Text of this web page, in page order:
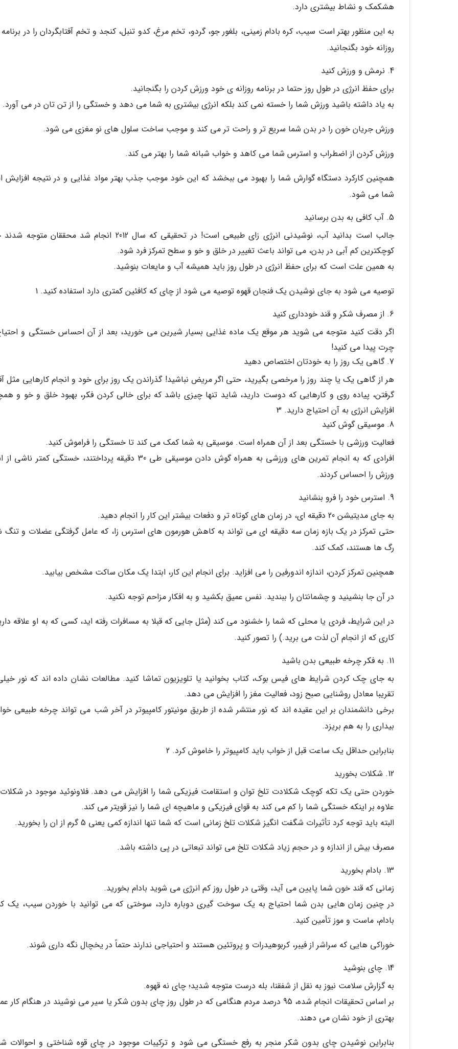
هشکمک و نشاط بیشتری دارد.
به این منظور بهتر است سیب، کره بادام زمینی، بلغور جو، گردو، تخم مرغ، کدو تنبل، کنجد و تخم آفتابگردان را در برنامه
روزانه خود بگنجانید.
4. نرمش و ورزش کنید
برای حفظ انرژی در طول روز حتما در برنامه روزانه ی خود ورزش کردن را بگنجانید.
به یاد داشته باشید ورزش شما را خسته نمی کند بلکه انرژی بیشتری به شما می دهد و خستگی را از تن تان در می آورد.
ورزش جریان خون را در بدن شما سریع تر و راحت تر می کند و موجب ساخت سلول های نو مغزی می شود.
ورزش کردن از اضطراب و استرس شما می کاهد و خواب شبانه شما را بهتر می کند.
همچنین کارکرد دستگاه گوارش شما را بهبود می ببخشد که این خود موجب جذب بهتر مواد غذایی و در نتیجه افزایش
شما می شود.
5. آب کافی به بدن برسانید
جالب است بدانید آب، نوشیدنی انرژی زای طبیعی است! در تحقیقی که سال 2012 انجام شد محققان
کوچکترین کم آبی در بدن، می تواند باعث تغییر در خلق و خو و سطح تمرکز فرد شود.
به همین علت است که برای حفظ انرژی در طول روز باید همیشه آب و مایعات بنوشید.
توصیه می شود به جای نوشیدن یک فنجان قهوه توصیه می شود از چای که کافئین کمتری دارد استفاده کنید. 1
6. از مصرف شکر و قند خودداری کنید
اگر دقت کنید متوجه می شوید هر موقع یک ماده غذایی بسیار شیرین می خورید، بعد از آن احساس خستگی و
چرت پیدا می کنید!
7. گاهی یک روز را به خودتان اختصاص دهید
هر از گاهی یک یا چند روز را مرخصی بگیرید، حتی اگر مریض نباشید! گذراندن یک روز برای خود و انجام کارهایی مثل
گرفتن، پیاده روی و کارهایی که دوست دارید، شاید تنها چیزی باشد که برای خالی کردن فکر، بهبود خلق و خو و
افزایش انرژی به آن احتیاج دارید. 3
8. موسیقی گوش کنید
فعالیت ورزشی با خستگی بعد از آن همراه است. موسیقی به شما کمک می کند تا خستگی را فراموش کنید.
افرادی که به انجام تمرین های ورزشی به همراه گوش دادن موسیقی طی 30 دقیقه پرداختند، خستگی کمتر
ورزش را احساس کردند.
9. استرس خود را فرو بنشانید
به جای مدیتیشن 20 دقیقه ای، در زمان های کوتاه تر و دفعات بیشتر این کار را انجام دهید.
حتی تمرکز در یک بازه زمان سه دقیقه ای می تواند به کاهش هورمون های استرس زا، که عامل گرفتگی عضلات و
رگ ها هستند، کمک کند.
همچنین تمرکز کردن، اندازه اندورفین را می افزاید. برای انجام این کار، ابتدا یک مکان ساکت مشخص بیابید.
در آن جا بنشینید و چشمانتان را ببندید. نفس عمیق بکشید و به افکار مزاحم توجه نکنید.
در این شرایط، فردی یا محلی که شما را خشنود می کند (مثل جایی که قبلا به مسافرات رفته اید، کسی که به او علاقه
کاری که از انجام آن لذت می برید.) را تصور کنید.
11. به فکر چرخه طبیعی بدن باشید
به جای چک کردن شرایط های فیس بوک، کتاب بخوانید یا تلویزیون تماشا کنید. مطالعات نشان داده اند که نور
تقریبا معادل روشنایی صبح زود، فعالیت مغز را افزایش می دهد.
برخی دانشمندان بر این عقیده اند که نور منتشر شده از طریق مونیتور کامپیوتر در آخر شب می تواند چرخه طبیعی
بیداری را به هم بریزد.
بنابراین حداقل یک ساعت قبل از خواب باید کامپیوتر را خاموش کرد. 2
12. شکلات بخورید
خوردن حتی یک تکه کوچک شکلادت تلخ توان و استقامت فیزیکی شما را افزایش می دهد. فلاونوئید موجود در
علاوه بر اینکه خستگی شما را کم می کند به قوای فیزیکی و ماهیچه ای شما را نیز قوی­تر می کند.
البته باید توجه کرد تأثیرات شگفت انگیز شکلات تلخ زمانی است که شما تنها اندازه کمی یعنی 5 گرم از ان را بخورید.
مصرف بیش از اندازه و در حجم زیاد شکلات تلخ می تواند تبعاتی در پی داشته باشد.
13. بادام بخورید
زمانی که قند خون شما پایین می آید، وقتی در طول روز کم انرژی می شوید بادام بخورید.
در چنین زمان هایی بدن شما احتیاج به یک سوخت گیری دوباره دارد، سوختی که می توانید با خوردن سیب،
بادام، ماست و موز تأمین کنید.
خوراکی هایی که سراشر از فیبر، کربوهیدرات و پروتئین هستند و احتیاجی ندارند حتماً در یخچال نگه داری شوند.
14. چای بنوشید
به گزارش سلامت نیوز به نقل از شفقنا، بله درست متوجه شدید؛ چای نه قهوه.
بر اساس تحقیقات انجام شده، 95 درصد مردم هنگامی که در طول روز چای بدون شکر یا سیر می نوشیند در هنگام کار
بهتری از خود نشان می دهند.
بنابراین نوشیدن چای بدون شکر منجر به رفع خستگی می شود و ترکیبات موجود در چای قوه شناختی و احوالات